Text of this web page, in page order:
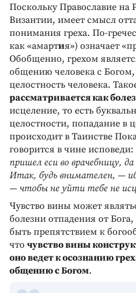
Поскольку Православие на
Византии, имеет смысл
понимания греха. По-
как «амартия») означает
Обобщенно, грехом
общению человека с
целостность человека.
рассматривается как
исцеление, то есть
целостности, попадание в
происходит в Таинстве
говорится в чине исповеди:
пришел еси во врачебницу,
Итак, будь внимателен, —
— чтобы не уйти тебе не
Чувство вины может
болезни отпадения от
быть препятствием к
что чувство вины
оно ведет к осознанию
общению с Богом.